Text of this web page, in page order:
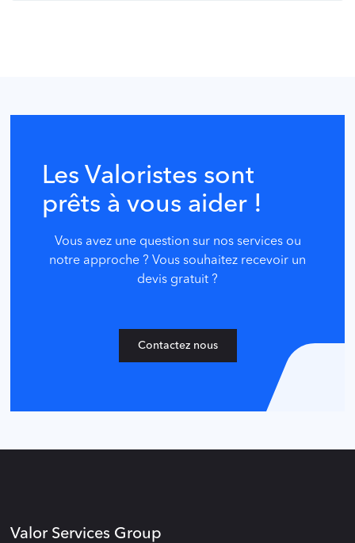
Les Valoristes sont
prêts à vous aider !
Vous avez une question sur nos services ou
notre approche ? Vous souhaitez recevoir un
devis gratuit ?
Contactez nous
Valor Services Group